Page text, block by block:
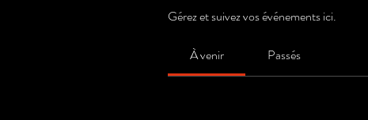
Gérez et suivez vos événements ici.
À venir Passés